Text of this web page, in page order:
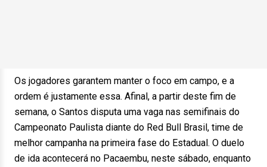
Os jogadores garantem manter o foco em campo, e a
ordem é justamente essa. Afinal, a partir deste fim de
semana, o Santos disputa uma vaga nas semifinais do
Campeonato Paulista diante do Red Bull Brasil, time de
melhor campanha na primeira fase do Estadual. O duelo
de ida acontecerá no Pacaembu, neste sábado, enquanto